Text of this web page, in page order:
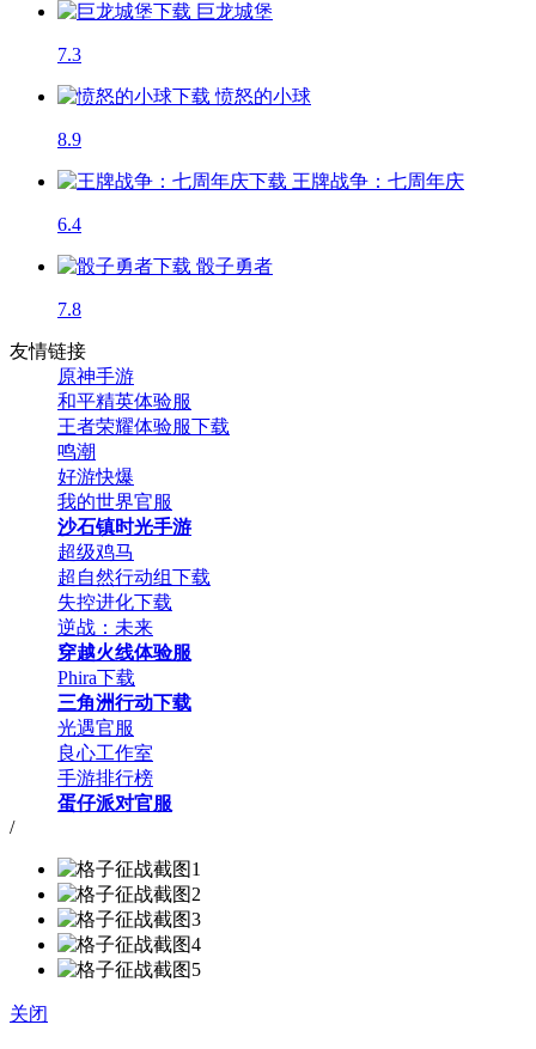
巨龙城堡
7.3
愤怒的小球
8.9
王牌战争：七周年庆
6.4
骰子勇者
7.8
友情链接
原神手游
和平精英体验服
王者荣耀体验服下载
鸣潮
好游快爆
我的世界官服
沙石镇时光手游
超级鸡马
超自然行动组下载
失控进化下载
逆战：未来
穿越火线体验服
Phira下载
三角洲行动下载
光遇官服
良心工作室
手游排行榜
蛋仔派对官服
/
关闭